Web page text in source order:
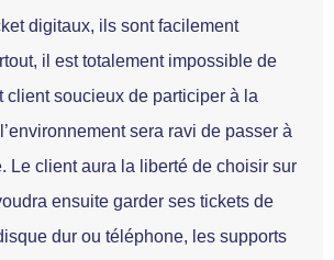
digitaux, ils sont facilement
il est totalement impossible de
client soucieux de participer à la
sera ravi de passer à
Le client aura la liberté de choisir sur
ensuite garder ses tickets de
dur ou téléphone, les supports